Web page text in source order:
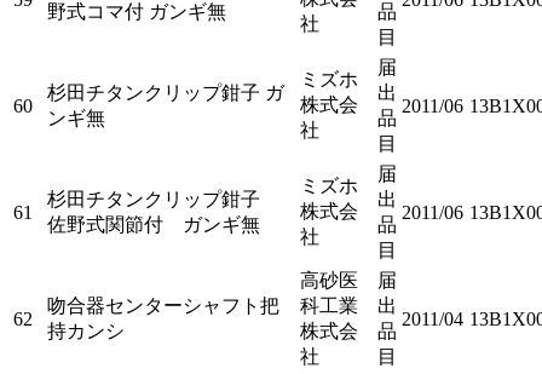
野式コマ付 ガンギ無
社
品
目
60
杉田チタンクリップ鉗子 ガ
ンギ無
ミズホ
株式会
社
届
出
品
目
2011/06
61
杉田チタンクリップ鉗子
佐野式関節付 ガンギ無
ミズホ
株式会
社
届
出
品
目
2011/06
62
吻合器センターシャフト把
持カンシ
高砂医
科工業
株式会
社
届
出
品
目
2011/04